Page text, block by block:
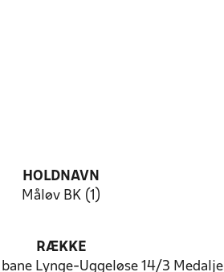
HOLDNAVN
Måløv BK (1)
RÆKKE
Lynge-Uggeløse 14/3 Medalje